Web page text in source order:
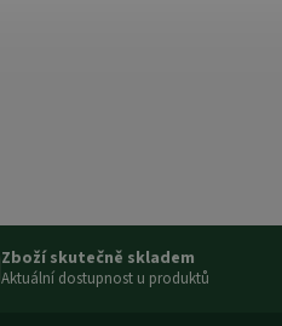
Zboží skutečně skladem
Aktuální dostupnost u produktů